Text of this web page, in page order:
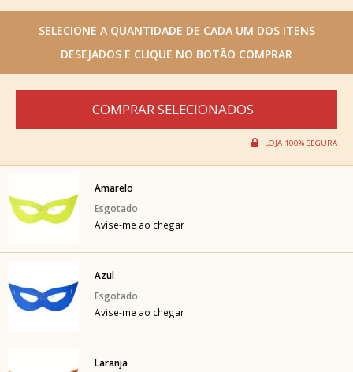
Amarelo
Avise-me ao chegar
Azul
Avise-me ao chegar
Laranja